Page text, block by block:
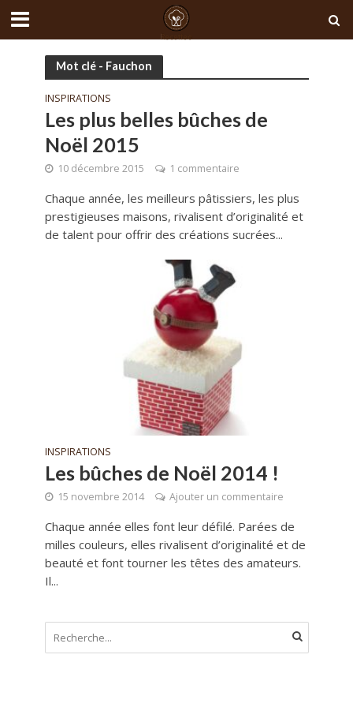
Mot clé - Fauchon
INSPIRATIONS
Les plus belles bûches de
Noël 2015
10 décembre 2015 1 commentaire
Chaque année, les meilleurs pâtissiers, les plus
prestigieuses maisons, rivalisent d’originalité et
de talent pour offrir des créations sucrées...
INSPIRATIONS
Les bûches de Noël 2014 !
15 novembre 2014 Ajouter un commentaire
Chaque année elles font leur défilé. Parées de
milles couleurs, elles rivalisent d’originalité et de
beauté et font tourner les têtes des amateurs.
Il...